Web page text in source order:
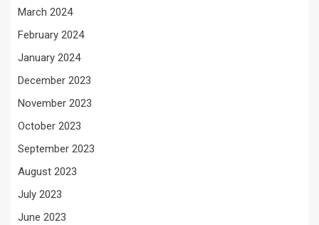
March 2024
February 2024
January 2024
December 2023
November 2023
October 2023
September 2023
August 2023
July 2023
June 2023